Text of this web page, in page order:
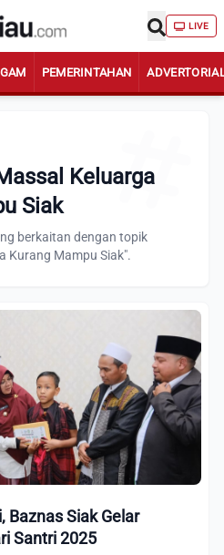
LIVE
PEMERINTAHAN
Keluarga
Siak
berkaitan dengan topik
Kurang Mampu Siak".
Baznas Siak Gelar
Santri 2025